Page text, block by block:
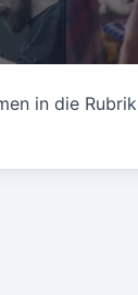
in die Rubrik